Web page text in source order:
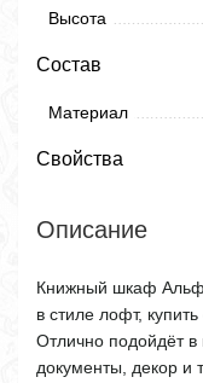
Высота
Состав
Материал
Свойства
Описание
Книжный шкаф
в стиле лофт,
Отлично подойдёт в
документы, декор и